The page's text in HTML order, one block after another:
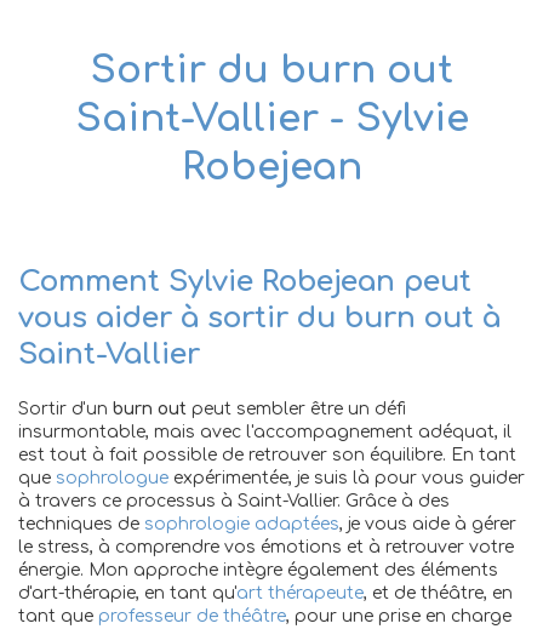
Sortir du burn out
Saint-Vallier - Sylvie
Robejean
Comment Sylvie Robejean peut
vous aider à sortir du burn out à
Saint-Vallier
Sortir d'un burn out peut sembler être un défi
insurmontable, mais avec l'accompagnement adéquat, il
est tout à fait possible de retrouver son équilibre. En tant
que sophrologue expérimentée, je suis là pour vous guider
à travers ce processus à Saint-Vallier. Grâce à des
techniques de sophrologie adaptées, je vous aide à gérer
le stress, à comprendre vos émotions et à retrouver votre
énergie. Mon approche intègre également des éléments
d'art-thérapie, en tant qu'art thérapeute, et de théâtre, en
tant que professeur de théâtre, pour une prise en charge